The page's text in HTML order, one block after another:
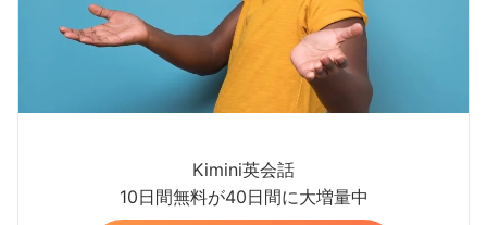
Kimini英会話
10日間無料が40日間に大増量中